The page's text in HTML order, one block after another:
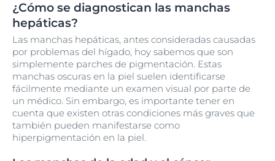
¿Cómo se diagnostican las manchas
hepáticas?
Las manchas hepáticas, antes consideradas causadas
por problemas del hígado, hoy sabemos que son
simplemente parches de pigmentación. Estas
manchas oscuras en la piel suelen identificarse
fácilmente mediante un examen visual por parte de
un médico. Sin embargo, es importante tener en
cuenta que existen otras condiciones más graves que
también pueden manifestarse como
hiperpigmentación en la piel.